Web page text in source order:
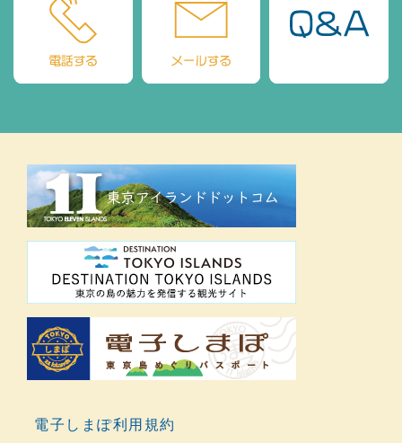
電子しまぽ利用規約